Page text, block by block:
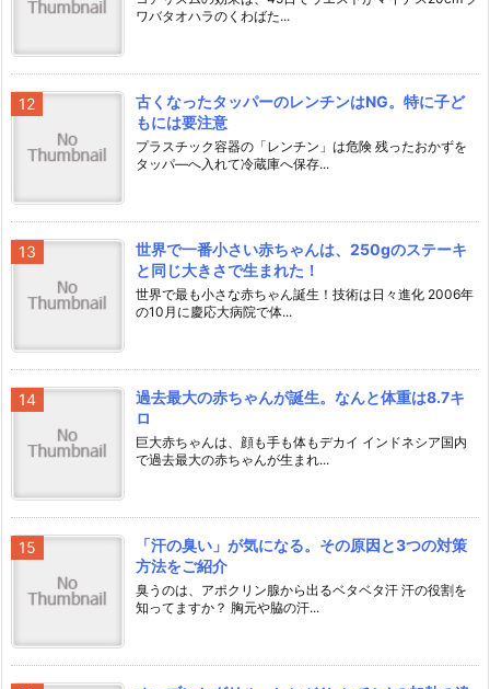
ワバタオハラのくわばた...
古くなったタッパーのレンチンはNG。特に子ど
もには要注意
プラスチック容器の「レンチン」は危険 残ったおかずを
タッパ―へ入れて冷蔵庫へ保存...
世界で一番小さい赤ちゃんは、250gのステーキ
と同じ大きさで生まれた！
世界で最も小さな赤ちゃん誕生！技術は日々進化 2006年
の10月に慶応大病院で体...
過去最大の赤ちゃんが誕生。なんと体重は8.7キ
ロ
巨大赤ちゃんは、顔も手も体もデカイ インドネシア国内
で過去最大の赤ちゃんが生まれ...
「汗の臭い」が気になる。その原因と3つの対策
方法をご紹介
臭うのは、アポクリン腺から出るベタベタ汗 汗の役割を
知ってますか？ 胸元や脇の汗...